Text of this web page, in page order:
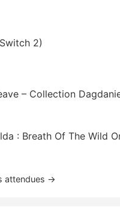
2)
– Collection
: Breath Of The Wild
attendues →